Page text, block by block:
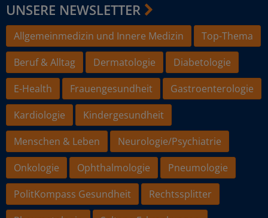
UNSERE NEWSLETTER
Allgemeinmedizin und Innere Medizin
Top-Thema
Beruf & Alltag
Dermatologie
Diabetologie
E-Health
Frauengesundheit
Gastroenterologie
Kardiologie
Kindergesundheit
Menschen & Leben
Neurologie/Psychiatrie
Onkologie
Ophthalmologie
Pneumologie
PolitKompass Gesundheit
Rechtssplitter